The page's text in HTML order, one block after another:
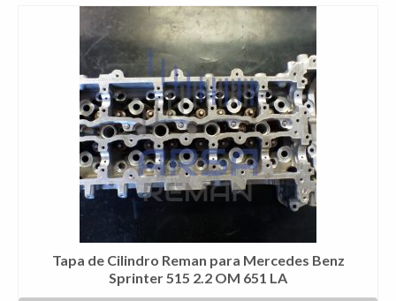
Tapa de Cilindro Reman para Mercedes Benz
Sprinter 515 2.2 OM 651 LA